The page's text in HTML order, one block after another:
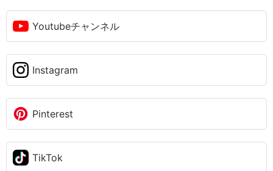
Youtubeチャンネル
Instagram
Pinterest
TikTok